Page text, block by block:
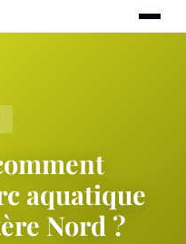
aquatique
Nord ?